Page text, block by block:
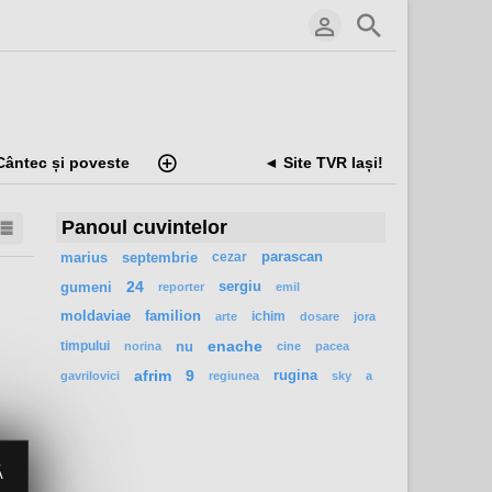
și poveste ◄ Site TVR Iași!
Panoul cuvintelor
marius septembrie cezar parascan
gumeni 24 reporter sergiu emil
moldaviae familion arte ichim dosare jora
timpului norina nu enache cine pacea
gavrilovici afrim 9 regiunea rugina sky a